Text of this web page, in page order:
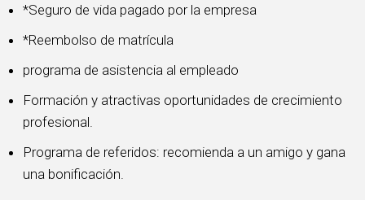
*Seguro de vida pagado por la empresa
*Reembolso de matrícula
programa de asistencia al empleado
Formación y atractivas oportunidades de crecimiento
profesional.
Programa de referidos: recomienda a un amigo y gana
una bonificación.